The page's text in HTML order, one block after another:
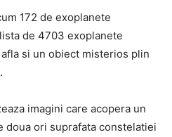
172 de exoplanete
de 4703 exoplanete
si un obiect misterios plin
.
imagini care acopera un
doua ori suprafata constelatiei